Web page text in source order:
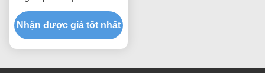
15kg 160L
Nhận được giá tốt nhất